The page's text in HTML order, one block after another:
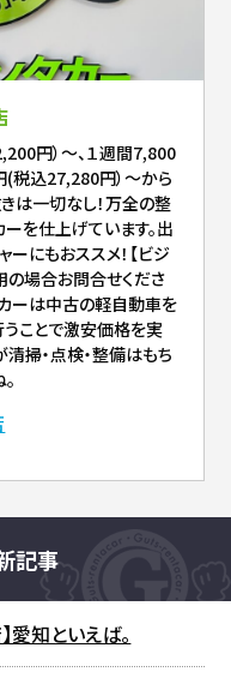
円）～、１週間7,800
(税込27,280円）～から
は一切なし！万全の整
を仕上げています。出
にもおススメ！【ビジ
の場合お問合せくださ
カーは中古の軽自動車を
うことで激安価格を実
掃・点検・整備はもち
記事
愛知といえば。